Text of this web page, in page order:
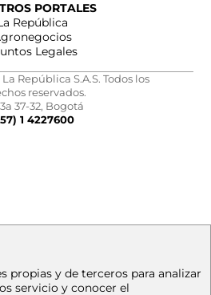
PORTALES
República
Legales
República S.A.S. Todos los
reservados.
37-32, Bogotá
1 4227600
propias y de terceros para analizar
servicio y conocer el